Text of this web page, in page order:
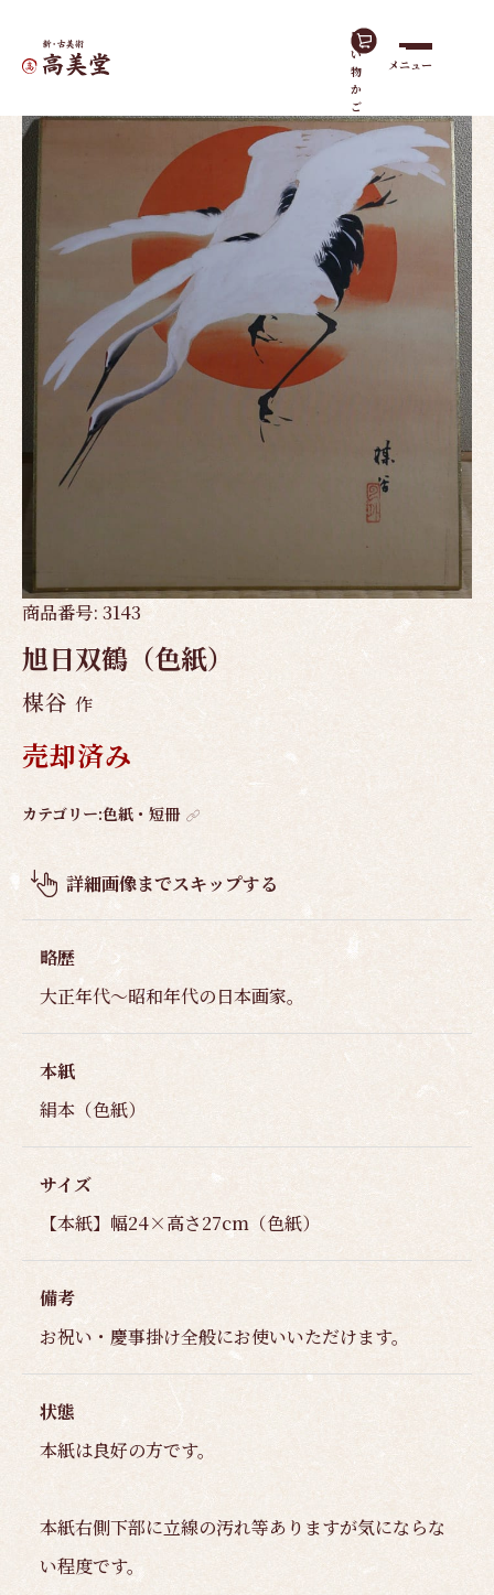
買
い
物
か
ご
メニュー
ホーム作品一覧
商品番号: 3143
旭日双鶴（色紙）
楳谷 作
売却済み
作
概
要
カテゴリー:色紙・短冊
詳細画像までスキップする
略歴
大正年代～昭和年代の日本画家。
本紙
絹本（色紙）
サイズ
【本紙】幅24×高さ27cm（色紙）
備考
お祝い・慶事掛け全般にお使いいただけます。
状態
本紙は良好の方です。
本紙右側下部に立線の汚れ等ありますが気にならな
い程度です。